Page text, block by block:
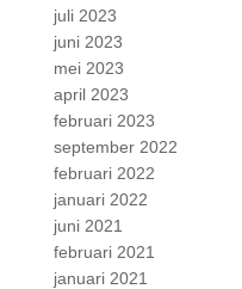
juli 2023
juni 2023
mei 2023
april 2023
februari 2023
september 2022
februari 2022
januari 2022
juni 2021
februari 2021
januari 2021